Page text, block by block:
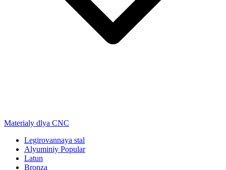
Materialy dlya CNC
Legirovannaya stal
Alyuminiy Popular
Latun
Bronza